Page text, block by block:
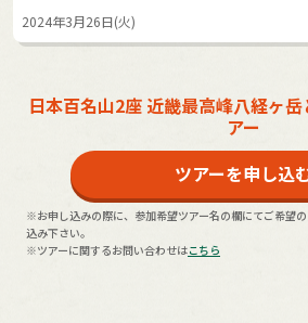
2024年3月26日(火)
日本百名山2座 近畿最高峰八経ヶ
アー
ツアーを申し込
※お申し込みの際に、参加希望ツアー名の欄にてご希望
込み下さい。
※ツアーに関するお問い合わせはこちら